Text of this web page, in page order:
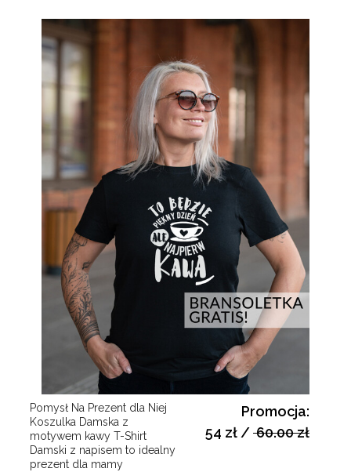
Pomysł Na Prezent dla Niej
Koszulka Damska z
motywem kawy T-Shirt
Damski z napisem to idealny
prezent dla mamy
Promocja:
54 zł/60.00 zł